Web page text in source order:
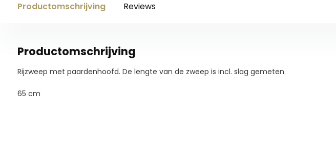
Productomschrijving Reviews
Productomschrijving
Rijzweep met paardenhoofd. De lengte van de zweep is incl. slag gemeten.
65 cm